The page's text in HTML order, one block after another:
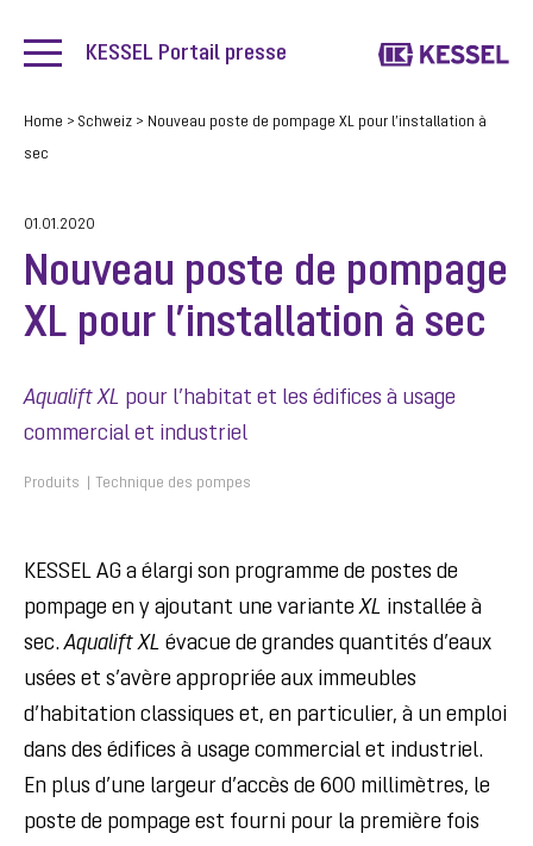
KESSEL Portail presse
Home > Schweiz > Nouveau poste de pompage XL pour l’installation à
sec
01.01.2020
Nouveau poste de pompage
XL pour l’installation à sec
Aqualift XL pour l’habitat et les édifices à usage
commercial et industriel
Produits Technique des pompes
KESSEL AG a élargi son programme de postes de
pompage en y ajoutant une varianteXL installée à
sec.Aqualift XL évacue de grandes quantités d’eaux
usées et s’avère appropriée aux immeubles
d’habitation classiques et, en particulier, à un emploi
dans des édifices à usage commercial et industriel.
En plus d’une largeur d’accès de 600 millimètres, le
poste de pompage est fourni pour la première fois